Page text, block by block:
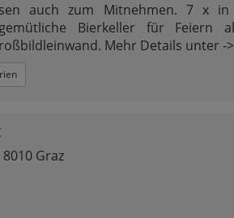
auch zum Mitnehmen. 7 x in
Bierkeller für Feiern
Mehr Details unter -
Graz